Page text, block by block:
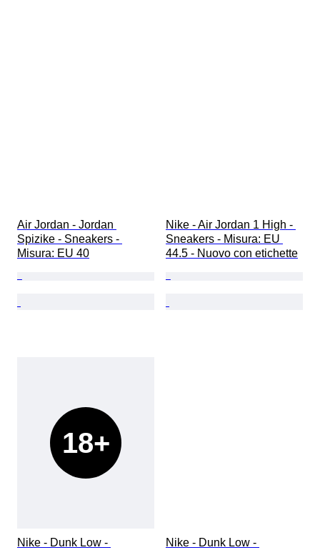
Air Jordan - Jordan
Spizike - Sneakers -
Misura: EU 40
Nike - Air Jordan 1 High -
Sneakers - Misura: EU
44.5 - Nuovo con etichette
18+
Nike - Dunk Low -
Nike - Dunk Low -